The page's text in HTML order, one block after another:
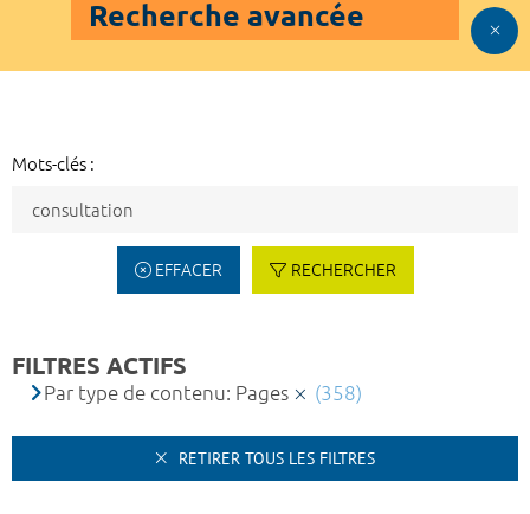
Recherche avancée
Mots-clés :
EFFACER RECHERCHER
FILTRES ACTIFS
Par type de contenu: Pages (358)
RETIRER TOUS LES FILTRES